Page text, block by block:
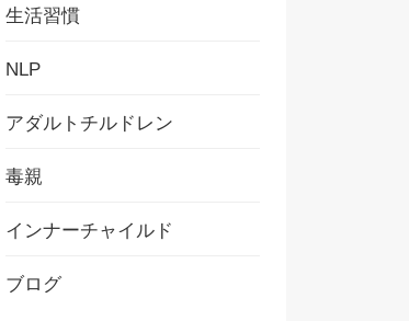
生活習慣
NLP
アダルトチルドレン
毒親
インナーチャイルド
ブログ